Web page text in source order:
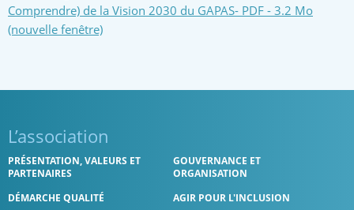
Comprendre) de la Vision 2030 du GAPAS- PDF - 3.2 Mo
(nouvelle fenêtre)
L’association
PRÉSENTATION, VALEURS ET
PARTENAIRES
GOUVERNANCE ET
ORGANISATION
DÉMARCHE QUALITÉ
AGIR POUR L'INCLUSION